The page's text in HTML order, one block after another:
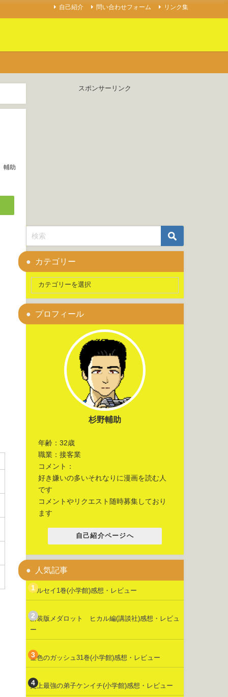
自己紹介 問い合わせフォーム リンク集
輔助
スポンサーリンク
カテゴリー
プロフィール
杉野輔助
年齢：32歳
職業：接客業
コメント：
好き嫌いの多いそれなりに漫画を読む人
です
コメントやリクエスト随時募集しており
ます
自己紹介ページへ
人気記事
マルセイ1巻(小学館)感想・レビュー
新装版メダロット ヒカル編(講談社)感想・レビュ
ー
金色のガッシュ31巻(小学館)感想・レビュー
史上最強の弟子ケンイチ(小学館)感想・レビュー